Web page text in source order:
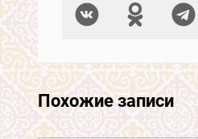
Похожие записи